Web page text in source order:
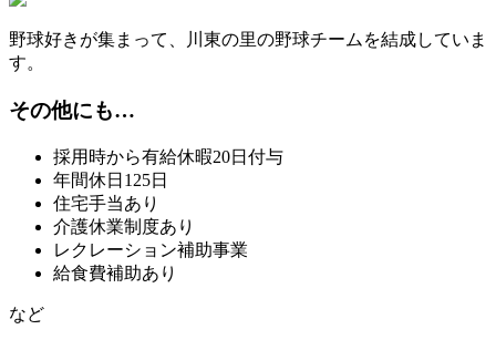
野球好きが集まって、川東の里の野球チームを結成していま
す。
その他にも…
採用時から有給休暇20日付与
年間休日125日
住宅手当あり
介護休業制度あり
レクレーション補助事業
給食費補助あり
など